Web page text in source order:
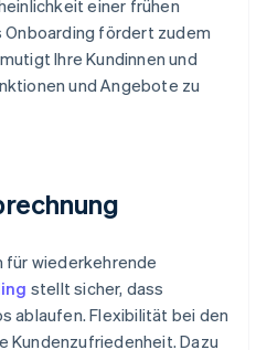
einer frühen
fördert zudem
Ihre Kundinnen und
und Angebote zu
für wiederkehrende
stellt sicher, dass
ablaufen. Flexibilität bei den
Kundenzufriedenheit. Dazu